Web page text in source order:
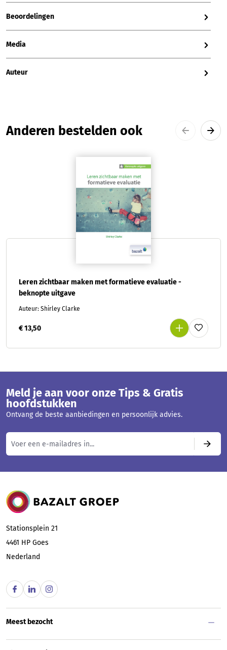
Beoordelingen
Media
Auteur
Productgalerij overslaan
Anderen bestelden ook
Leren zichtbaar maken met formatieve evaluatie -
beknopte uitgave
Auteur: Shirley Clarke
€ 13,50
Meld je aan voor onze Tips & Gratis
hoofdstukken
Ontvang de beste aanbiedingen en persoonlijk advies.
Bazalt Groep
Stationsplein 21
4461 HP Goes
Nederland
Meest bezocht